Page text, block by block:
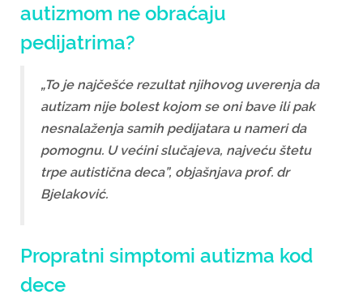
autizmom ne obraćaju
pedijatrima?
„To je najčešće rezultat njihovog uverenja da
autizam nije bolest kojom se oni bave ili pak
nesnalaženja samih pedijatara u nameri da
pomognu. U većini slučajeva, najveću štetu
trpe autistična deca”, objašnjava prof. dr
Bjelaković.
Propratni simptomi autizma kod
dece